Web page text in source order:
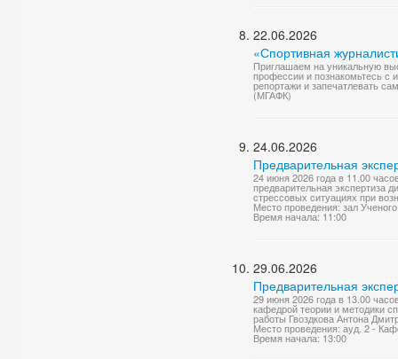
22.06.2026
«Спортивная
Приглашаем на уникальную
профессии и познакомьтесь с
репортажи и запечатлевать
(МГАФК)
24.06.2026
Предварительная
24 июня 2026 года в 11.00
предварительная экспертиза
стрессовых ситуациях при
Место проведения: зал
Время начала: 11:00
29.06.2026
Предварительная
29 июня 2026 года в 13.00
кафедрой теории и методики
работы Гвоздкова Антона
Место проведения: ауд. 2 -
Время начала: 13:00